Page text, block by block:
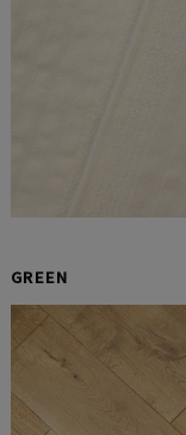
GREEN